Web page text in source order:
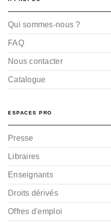
Qui sommes-nous ?
FAQ
Nous contacter
Catalogue
ESPACES PRO
Presse
Libraires
Enseignants
Droits dérivés
Offres d'emploi